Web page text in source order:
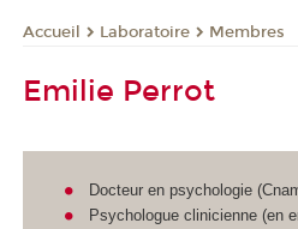
Accueil Laboratoire Membres
Emilie Perrot
Docteur en psychologie
Psychologue clinicienne (en